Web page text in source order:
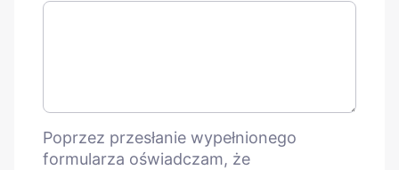
Poprzez przesłanie wypełnionego
formularza oświadczam, że